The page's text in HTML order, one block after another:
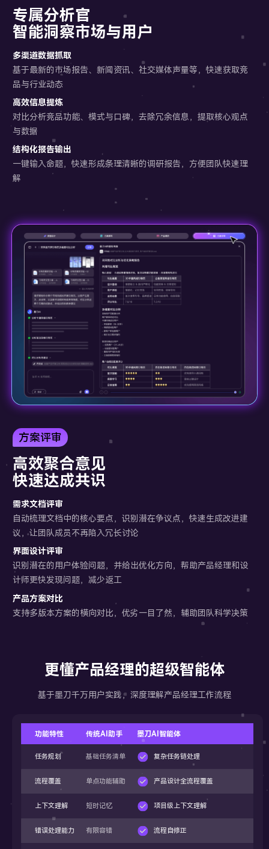
专属分析官
智能洞察市场与用户
多渠道数据抓取
基于最新的市场报告、新闻资讯、社交媒体声量等，快速获取竞
品与行业动态
高效信息提炼
对比分析竞品功能、模式与口碑，去除冗余信息，提取核心观点
与数据
结构化报告输出
一键输入命题，快速形成条理清晰的调研报告，方便团队快速理
解
方案评审
高效聚合意见
快速达成共识
需求文档评审
自动梳理文档中的核心要点，识别潜在争议点，快速生成改进建
议，让团队成员不再陷入冗长讨论
界面设计评审
识别潜在的用户体验问题，并给出优化方向，帮助产品经理和设
计师更快发现问题，减少返工
产品方案对比
支持多版本方案的横向对比，优劣一目了然，辅助团队科学决策
更懂产品经理的超级智能体
基于墨刀千万用户实践，深度理解产品经理工作流程
功能特性 传统AI助手 墨刀AI智能体
任务规划 基础任务清单 复杂任务链处理
流程覆盖 单点功能辅助 产品设计全流程覆盖
上下文理解 短时记忆 项目级上下文理解
错误处理能力 有限容错 流程自修正